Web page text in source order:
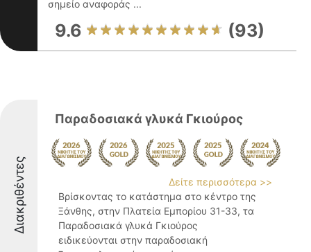
σημείο αναφοράς ...
9.6 (93)
Διακριθέντες
Παραδοσιακά γλυκά Γκιούρος
Δείτε περισσότερα >>
Βρίσκοντας το κατάστημα στο κέντρο της
Ξάνθης, στην Πλατεία Εμπορίου 31-33, τα
Παραδοσιακά γλυκά Γκιούρος
ειδικεύονται στην παραδοσιακή